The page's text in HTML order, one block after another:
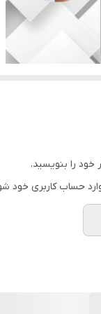
را بنویسید.
حساب کاربری خود